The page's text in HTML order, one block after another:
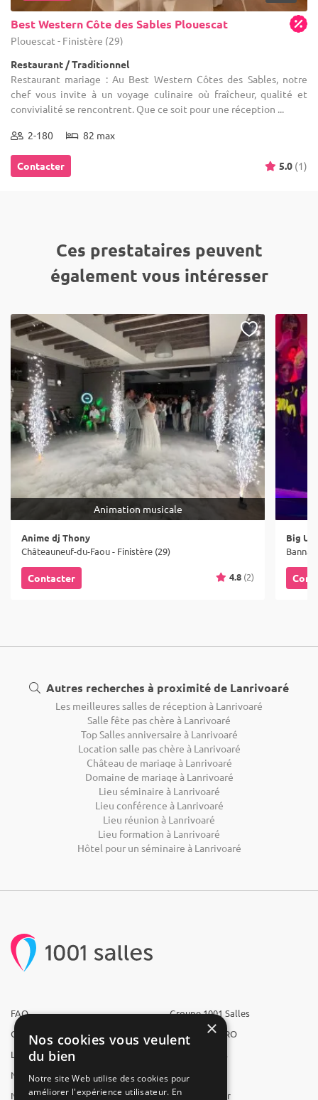
Best Western Côte des Sables Plouescat
Plouescat - Finistère (29)
Restaurant / Traditionnel
Restaurant mariage : Au Best Western Côtes des Sables, notre
chef vous invite à un voyage culinaire où fraîcheur, qualité et
convivialité se rencontrent. Que ce soit pour une réception ...
2-180 82 max
Contacter 5.0 (1)
Ces prestataires peuvent
également vous intéresser
Animation musicale
Anime dj Thony
Châteauneuf-du-Faou - Finistère (29)
Contacter 4.8 (2)
Big Up
Autres recherches à proximité de Lanrivoaré
Les meilleures salles de réception à Lanrivoaré
Salle fête pas chère à Lanrivoaré
Top Salles anniversaire à Lanrivoaré
Location salle pas chère à Lanrivoaré
Château de mariage à Lanrivoaré
Domaine de mariage à Lanrivoaré
Lieu séminaire à Lanrivoaré
Lieu conférence à Lanrivoaré
Lieu réunion à Lanrivoaré
Lieu formation à Lanrivoaré
Hôtel pour un séminaire à Lanrivoaré
FAQ
Qui sommes-nous ?
L'équipe
Nous recrutons
Nos partenaires
Groupe 1001 Salles
1001 Salles PRO
1001 Traiteurs
1001 Artistes
Reserverunbar
×
Nos cookies vous veulent
du bien
Notre site Web utilise des cookies pour
améliorer l'expérience utilisateur. En